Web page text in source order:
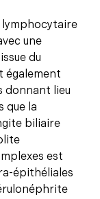
une
du
également
donnant lieu
que la
biliaire
est
épithéliales